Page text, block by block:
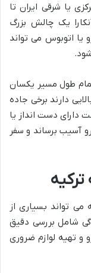
یا شرقی ایران تا
یک چالش بزرگ
اتوبوس می تواند
طول مسیر یکسان
دارند برخی جاده
دارای دست انداز یا
آسیب برساند و سفر
می تواند بسیاری از
شامل بررسی دقیق
و تهیه لوازم ضروری